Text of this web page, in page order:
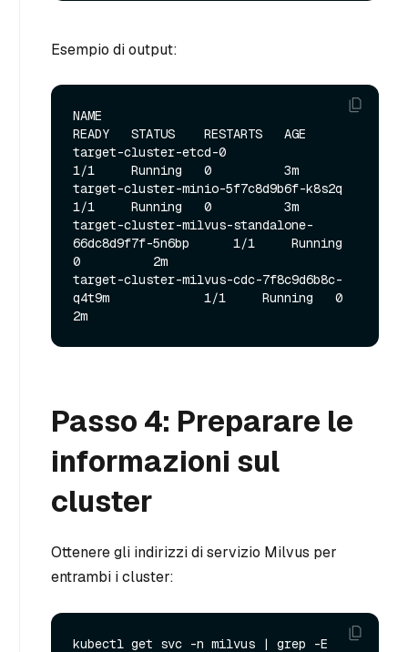
Esempio di output:
NAME
READY   STATUS    RESTARTS   AGE
target-cluster-etcd-0
1/1     Running   0          3m
target-cluster-minio-5f7c8d9b6f-k8s2q
1/1     Running   0          3m
target-cluster-milvus-standalone-
66dc8d9f7f-5n6bp      1/1     Running
0          2m
target-cluster-milvus-cdc-7f8c9d6b8c-
q4t9m             1/1     Running   0
Passo 4: Preparare le
informazioni sul
cluster
Ottenere gli indirizzi di servizio Milvus per
entrambi i cluster: